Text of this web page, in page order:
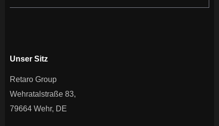
Unser Sitz
Retaro Group
Wehratalstraße 83,
79664 Wehr, DE